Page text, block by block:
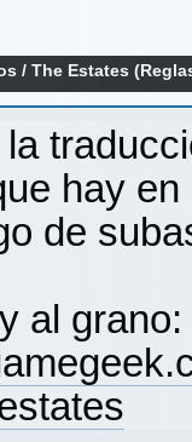
/The Estates
hay
de
al grano: